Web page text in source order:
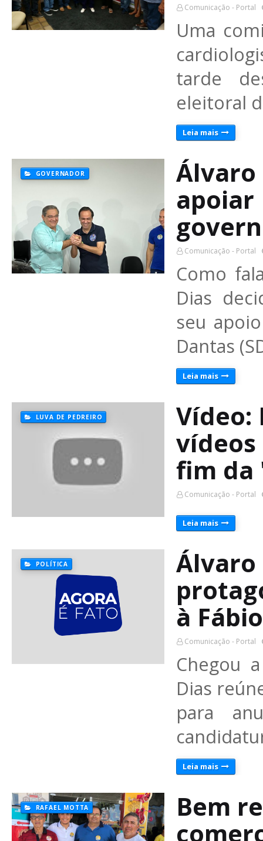
Comunicação - Portal
Uma
tarde
eleitoral
Leia mais
GOVERNADOR
Álvaro
apoiar
Comunicação - Portal
Como
Dias
seu
Dantas
Leia mais
LUVA DE PEDREIRO
Vídeo:
fim da
Comunicação - Portal
Leia mais
POLÍTICA
Álvaro
à
Comunicação - Portal
Chegou
Dias
para
Leia mais
RAFAEL MOTTA
Bem